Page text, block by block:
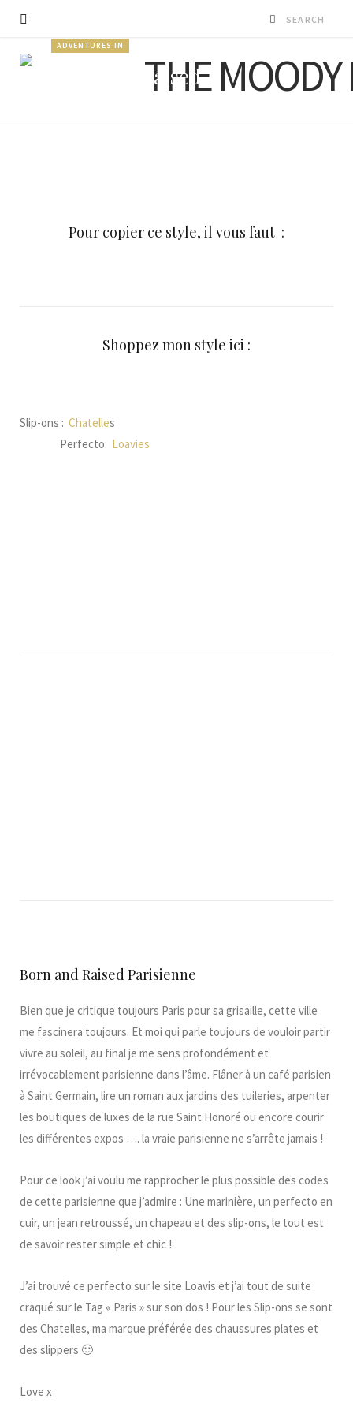
ADVENTURES IN
Born and Raised
Pour copier ce style, il vous faut :
Shoppez mon style ici :
Slip-ons : Chatelles
Perfecto: Loavies
Born and Raised Parisienne
Bien que je critique toujours Paris pour sa grisaille, cette ville
me fascinera toujours. Et moi qui parle toujours de vouloir partir
vivre au soleil, au final je me sens profondément et
irrévocablement parisienne dans l’âme. Flâner à un café parisien
à Saint Germain, lire un roman aux jardins des tuileries, arpenter
les boutiques de luxes de la rue Saint Honoré ou encore courir
les différentes expos …. la vraie parisienne ne s’arrête jamais !
Pour ce look j’ai voulu me rapprocher le plus possible des codes
de cette parisienne que j’admire : Une marinière, un perfecto en
cuir, un jean retroussé, un chapeau et des slip-ons, le tout est
de savoir rester simple et chic !
J’ai trouvé ce perfecto sur le site Loavis et j’ai tout de suite
craqué sur le Tag « Paris » sur son dos ! Pour les Slip-ons se sont
des Chatelles, ma marque préférée des chaussures plates et
des slippers 🙂
Love x